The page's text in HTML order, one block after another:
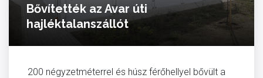
Bővítették az Avar úti
hajléktalanszállót
200 négyzetméterrel és húsz férőhellyel bővült a